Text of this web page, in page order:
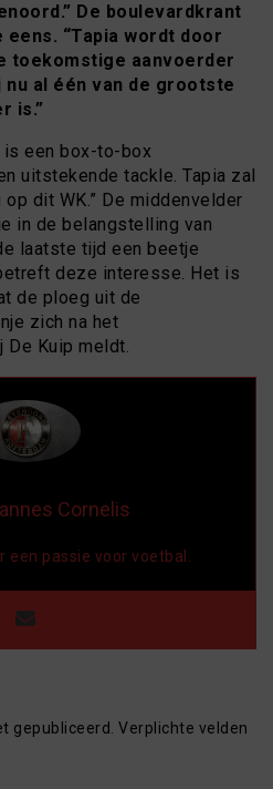
De boulevardkrant
“Tapia wordt door
toekomstige aanvoerder
al één van de grootste
is.”
is een box-to-box
uitstekende tackle. Tapia zal
dit WK.” De middenvelder
in de belangstelling van
laatste tijd een beetje
deze interesse. Het is
de ploeg uit de
zich na het
De Kuip meldt.
Cornelis
een passie voor voetbal.
gepubliceerd. Verplichte velden